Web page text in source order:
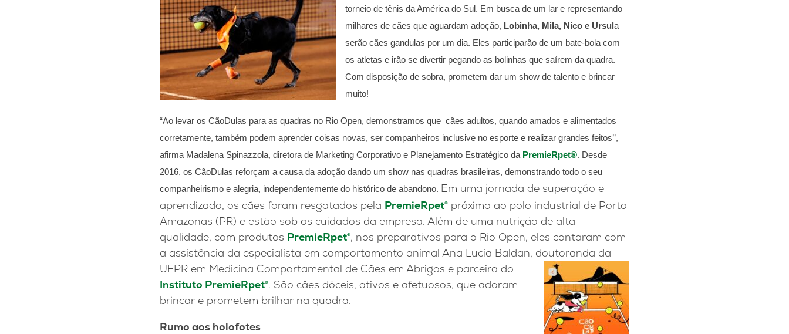
torneio de tênis da América do Sul. Em busca de um lar e representando
milhares de cães que aguardam adoção, Lobinha, Mila, Nico e Ursula
serão cães gandulas por um dia. Eles participarão de um bate-bola com
os atletas e irão se divertir pegando as bolinhas que saírem da quadra.
Com disposição de sobra, prometem dar um show de talento e brincar
muito!
“Ao levar os CãoDulas para as quadras no Rio Open, demonstramos que cães adultos, quando amados e alimentados
corretamente, também podem aprender coisas novas, ser companheiros inclusive no esporte e realizar grandes feitos’’,
afirma Madalena Spinazzola, diretora de Marketing Corporativo e Planejamento Estratégico da PremieRpet®. Desde
2016, os CãoDulas reforçam a causa da adoção dando um show nas quadras brasileiras, demonstrando todo o seu
companheirismo e alegria, independentemente do histórico de abandono. Em uma jornada de superação e
aprendizado, os cães foram resgatados pela PremieRpet® próximo ao polo industrial de Porto
Amazonas (PR) e estão sob os cuidados da empresa. Além de uma nutrição de alta
qualidade, com produtos PremieRpet®, nos preparativos para o Rio Open, eles contaram com
a assistência da especialista em comportamento animal Ana Lucia Baldan, doutoranda da
UFPR em Medicina Comportamental de Cães em Abrigos e parceira do
Instituto PremieRpet®. São cães dóceis, ativos e afetuosos, que adoram
brincar e prometem brilhar na quadra.
Rumo aos holofotes